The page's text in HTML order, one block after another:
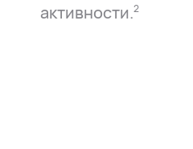
активности.⁠2